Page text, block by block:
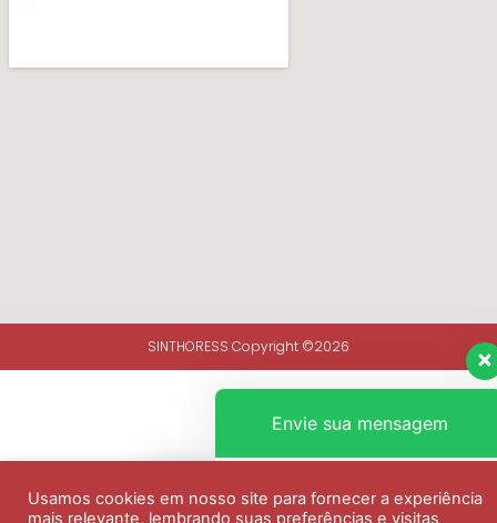
SINTHORESS Copyright ©2026
Usamos cookies em nosso site para fornecer a experiência
mais relevante, lembrando suas preferências e visitas
Envie sua mensagem
Olá, como podemos ajudar?